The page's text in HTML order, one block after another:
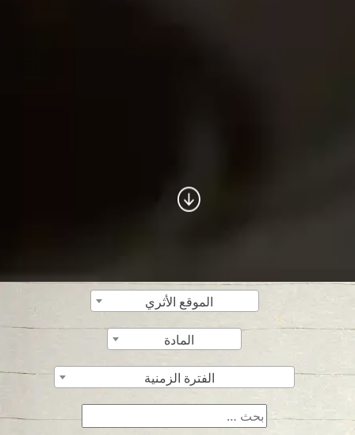
الموقع الأثري
المادة
الفترة الزمنية